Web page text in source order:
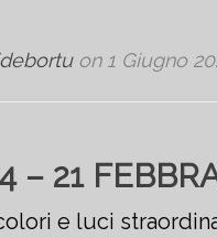
on 1 Giugno
– 21
colori e luci